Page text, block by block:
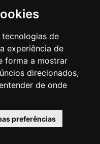
de
experiência de
forma a mostrar
direcionados,
de onde
preferências
SP CEP 07113-040
11 2475-7300